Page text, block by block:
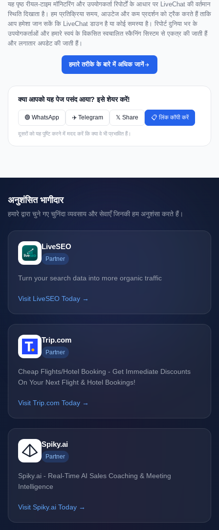
यह पृष्ठ रीयल-टाइम मॉनिटरिंग और उपयोगकर्ता रिपोर्टों के आधार पर LiveChat की वर्तमान
स्थिति दिखाता है। हम प्रतिक्रिया समय, आउटेज और कम प्रदर्शन को ट्रैक करते हैं ताकि
आप हमेशा जान सकें कि LiveChat डाउन है या कोई समस्या है। रिपोर्ट दुनिया भर के
उपयोगकर्ताओं और हमारे स्वयं के विकसित स्वचालित स्कैनिंग सिस्टम से एकत्र की जाती हैं
और लगातार अपडेट की जाती हैं।
हमारे तरीके के बारे में अधिक जानें
क्या आपको यह पेज पसंद आया? इसे शेयर करें!
🟢 WhatsApp ✈️ Telegram 𝕏 Share 📋 लिंक कॉपी करें
दूसरों को यह पुष्टि करने में मदद करें कि क्या वे भी प्रभावित हैं।
अनुशंसित भागीदार
हमारे द्वारा चुने गए चुनिंदा व्यवसाय और सेवाएँ जिनकी हम अनुशंसा करते हैं।
LiveSEO
Partner
Turn your search data into more organic traffic
Visit LiveSEO Today →
Trip.com
Partner
Cheap Flights/Hotel Booking - Get Immediate Discounts
On Your Next Flight & Hotel Bookings!
Visit Trip.com Today →
Spiky.ai
Partner
Spiky.ai - Real-Time AI Sales Coaching & Meeting
Intelligence
Visit Spiky.ai Today →